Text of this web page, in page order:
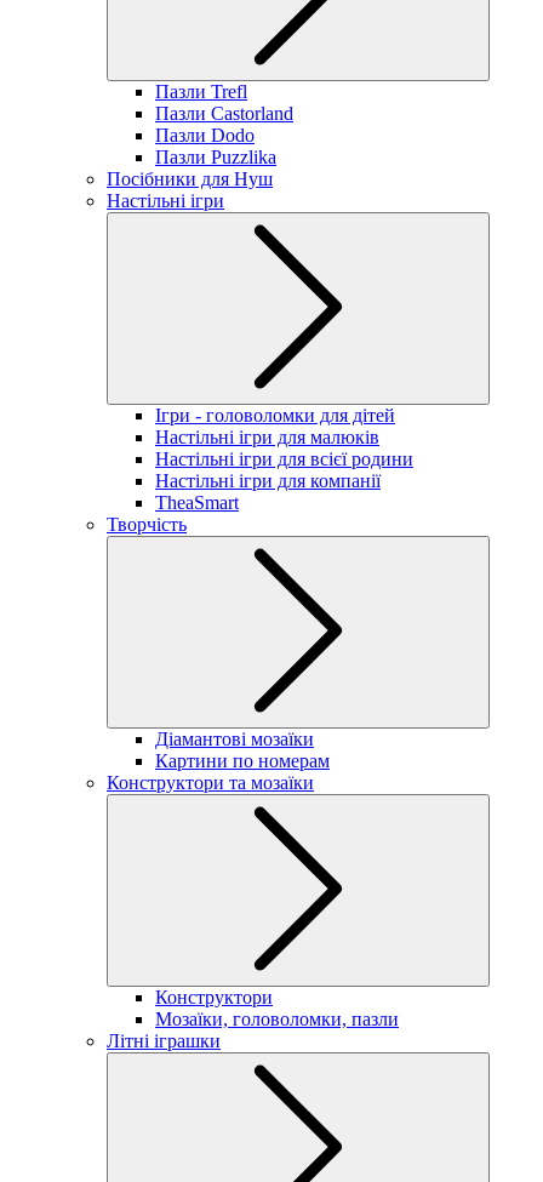
Пазли Trefl
Пазли Castorland
Пазли Dodo
Пазли Puzzlika
Посібники для Нуш
Настільні ігри
Ігри - головоломки для дітей
Настільні ігри для малюків
Настільні ігри для всієї родини
Настільні ігри для компанії
TheaSmart
Творчість
Діамантові мозаїки
Картини по номерам
Конструктори та мозаїки
Конструктори
Мозаїки, головоломки, пазли
Літні іграшки